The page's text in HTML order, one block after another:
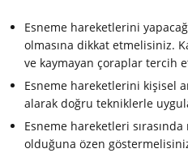
Esneme hareketlerini
olmasına dikkat etmelisiniz.
ve kaymayan çoraplar tercih
Esneme hareketlerini kişisel
alarak doğru tekniklerle
Esneme hareketleri
olduğuna özen